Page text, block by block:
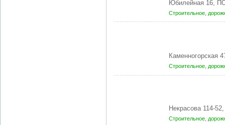
Юбилейная 16,
Строительное,
Каменногорская
Строительное,
Некрасова 114-
Строительное,